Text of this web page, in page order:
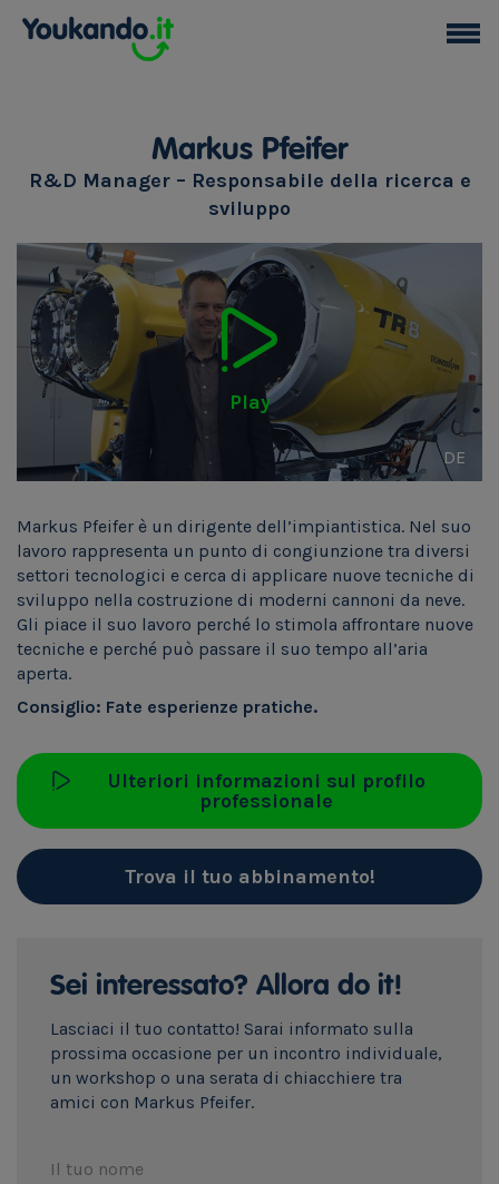
Markus Pfeifer
R&D Manager – Responsabile della ricerca e
sviluppo
Play
DE
Markus Pfeifer è un dirigente dell’impiantistica. Nel suo
lavoro rappresenta un punto di congiunzione tra diversi
settori tecnologici e cerca di applicare nuove tecniche di
sviluppo nella costruzione di moderni cannoni da neve.
Gli piace il suo lavoro perché lo stimola affrontare nuove
tecniche e perché può passare il suo tempo all’aria
aperta.
Consiglio: Fate esperienze pratiche.
Ulteriori informazioni sul profilo
professionale
Trova il tuo abbinamento!
Sei interessato? Allora do it!
Lasciaci il tuo contatto! Sarai informato sulla
prossima occasione per un incontro individuale,
un workshop o una serata di chiacchiere tra
amici con Markus Pfeifer.
Il tuo nome